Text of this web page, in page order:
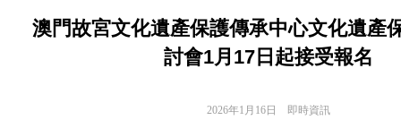
澳門故宮文化遺產保護傳承中心文化遺產
討會1月17日起接受報名
2026年1月16日 即時資訊